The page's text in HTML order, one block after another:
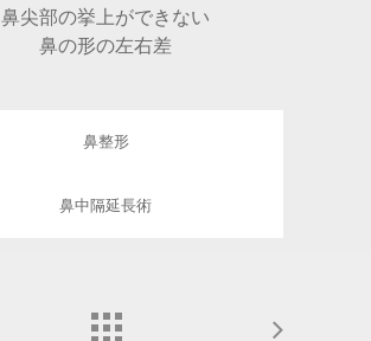
鼻尖部の挙上ができない
鼻の形の左右差
鼻整形
鼻中隔延長術